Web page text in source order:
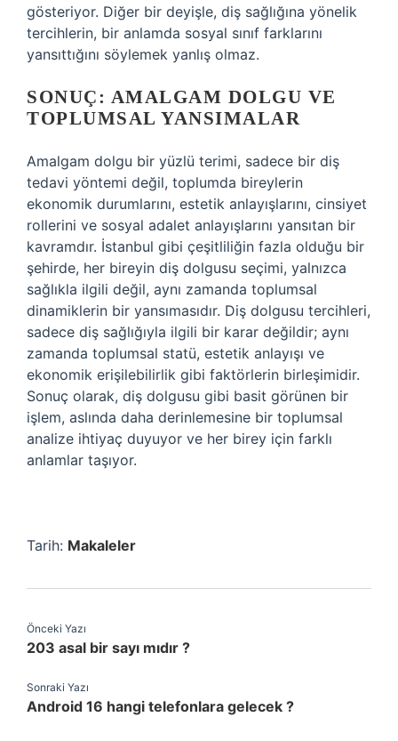
gösteriyor. Diğer bir deyişle, diş sağlığına yönelik
tercihlerin, bir anlamda sosyal sınıf farklarını
yansıttığını söylemek yanlış olmaz.
SONUÇ: AMALGAM DOLGU VE
TOPLUMSAL YANSIMALAR
Amalgam dolgu bir yüzlü terimi, sadece bir diş
tedavi yöntemi değil, toplumda bireylerin
ekonomik durumlarını, estetik anlayışlarını, cinsiyet
rollerini ve sosyal adalet anlayışlarını yansıtan bir
kavramdır. İstanbul gibi çeşitliliğin fazla olduğu bir
şehirde, her bireyin diş dolgusu seçimi, yalnızca
sağlıkla ilgili değil, aynı zamanda toplumsal
dinamiklerin bir yansımasıdır. Diş dolgusu tercihleri,
sadece diş sağlığıyla ilgili bir karar değildir; aynı
zamanda toplumsal statü, estetik anlayışı ve
ekonomik erişilebilirlik gibi faktörlerin birleşimidir.
Sonuç olarak, diş dolgusu gibi basit görünen bir
işlem, aslında daha derinlemesine bir toplumsal
analize ihtiyaç duyuyor ve her birey için farklı
anlamlar taşıyor.
Tarih: Makaleler
Önceki Yazı
203 asal bir sayı mıdır ?
Sonraki Yazı
Android 16 hangi telefonlara gelecek ?